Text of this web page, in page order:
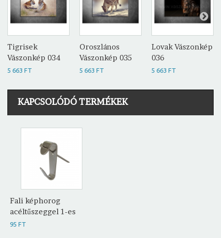
Tigrisek
Vászonkép 034
5 663 FT
Oroszlános
Vászonkép 035
5 663 FT
Lovak Vászonkép
036
5 663 FT
KAPCSOLÓDÓ TERMÉKEK
Fali képhorog
acéltűszeggel 1-es
95 FT